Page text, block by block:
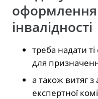
оформлення
інвалідності
треба надати ті
для
а також витяг
експертної